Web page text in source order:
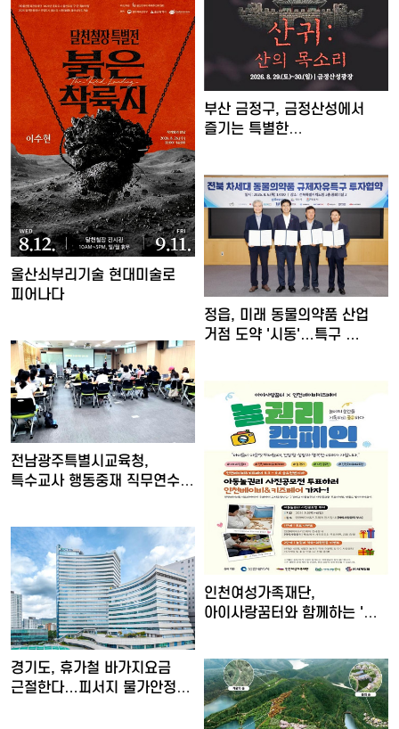
부산 금정구, 금정산성에서
즐기는 특별한
울산쇠부리기술 현대미술로
피어나다
정읍, 미래 동물의약품 산업
거점 도약 '시동'…특구 …
전남광주특별시교육청,
특수교사 행동중재 직무연수
인천여성가족재단,
아이사랑꿈터와 함께하는 '놀
경기도, 휴가철 바가지요금
근절한다…피서지 물가안정